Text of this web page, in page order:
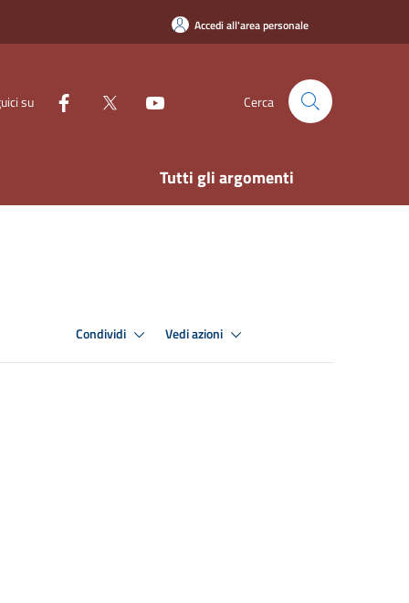
Accedi all'area personale
su Cerca
Tutti gli argomenti
Condividi Vedi azioni